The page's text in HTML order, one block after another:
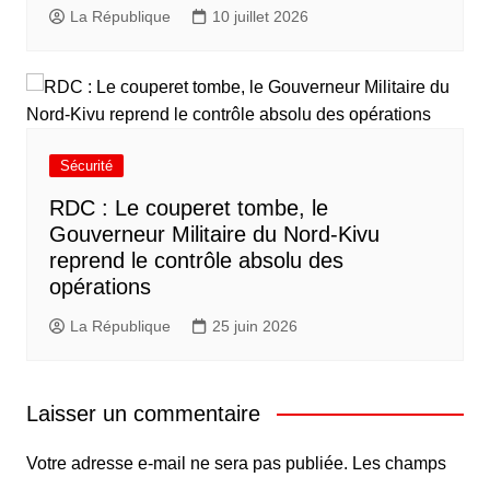
La République 10 juillet 2026
Sécurité
RDC : Le couperet tombe, le
Gouverneur Militaire du Nord-Kivu
reprend le contrôle absolu des
opérations
La République 25 juin 2026
Laisser un commentaire
Votre adresse e-mail ne sera pas publiée. Les champs